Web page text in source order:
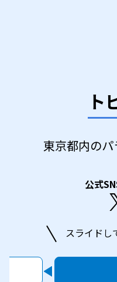
ト
東京都内の
公式
スライドし